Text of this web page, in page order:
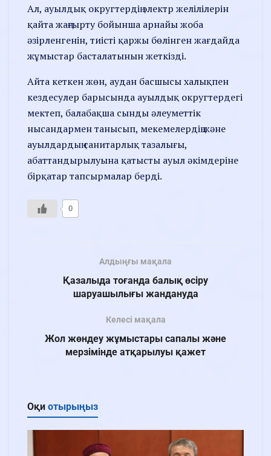
Ал, ауылдық округтердің электр желілілерін
қайта жаңғырту бойынша арнайы жоба
әзірленгенін, тиісті қаржы бөлінген жағдайда
жұмыстар басталатынын жеткізді.
Айта кеткен жөн, аудан басшысы халықпен
кездесулер барысында ауылдық округтердегі
мектеп, балабақша сынды әлеуметтік
нысандармен танысып, мекемелердің және
ауылдардың санитарлық тазалығы,
абаттандырылуына қатысты ауыл әкімдеріне
бірқатар тапсырмалар берді.
0
Алдыңғы мақала
Қазалыда тоғанда балық өсіру
шаруашылығы жандануда
Келесі мақала
Жол жөндеу жұмыстары сапалы және
мерзімінде атқарылуы қажет
Оқи отырыңыз